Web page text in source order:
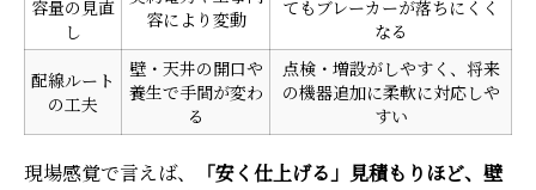
容量の見直
し
容により変動
てもブレーカーが落ちにくく
なる
配線ルート
の工夫
壁・天井の開口や
養生で手間が変わ
る
点検・増設がしやすく、将来
の機器追加に柔軟に対応しや
すい
現場感覚で言えば、
「安く仕上げる」見積もりほど、壁